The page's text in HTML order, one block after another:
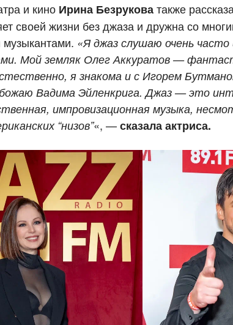
и кино Ирина Безруковатакже
своей жизни без джаза и дружна со
«Я джаз слушаю очень часто
Мой земляк Олег Аккуратов —
я знакома и с Игорем
Вадима Эйленкрига. Джаз — это
импровизационная музыка,
“низов”«, —сказала актриса.